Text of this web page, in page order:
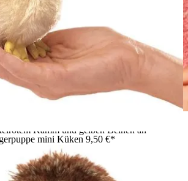
Handpuppe Lustiges Huhn mit
Kamm und gelben Beinen an
mini Küken 9,50 €*